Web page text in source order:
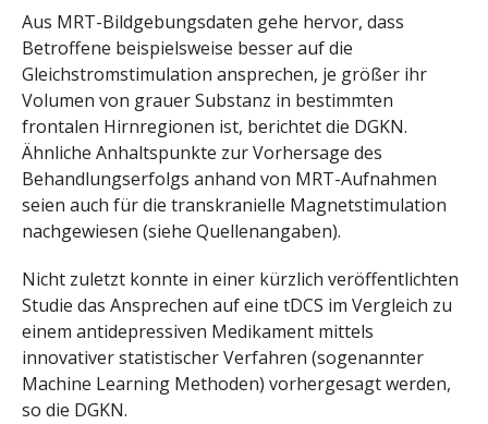
Aus MRT-Bildgebungsdaten gehe hervor, dass
Betroffene beispielsweise besser auf die
Gleichstromstimulation ansprechen, je größer ihr
Volumen von grauer Substanz in bestimmten
frontalen Hirnregionen ist, berichtet die DGKN.
Ähnliche Anhaltspunkte zur Vorhersage des
Behandlungserfolgs anhand von MRT-Aufnahmen
seien auch für die transkranielle Magnetstimulation
nachgewiesen (siehe Quellenangaben).
Nicht zuletzt konnte in einer kürzlich veröffentlichten
Studie das Ansprechen auf eine tDCS im Vergleich zu
einem antidepressiven Medikament mittels
innovativer statistischer Verfahren (sogenannter
Machine Learning Methoden) vorhergesagt werden,
so die DGKN.